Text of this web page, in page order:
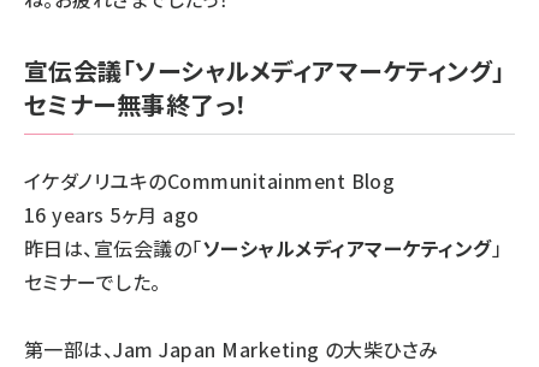
宣伝会議「ソーシャルメディアマーケティング」
セミナー無事終了っ！
イケダノリユキのCommunitainment Blog
16 years 5ヶ月 ago
昨日は、宣伝会議の「ソーシャルメディアマーケティング」
セミナーでした。
第一部は、Jam Japan Marketing の大柴ひさみ